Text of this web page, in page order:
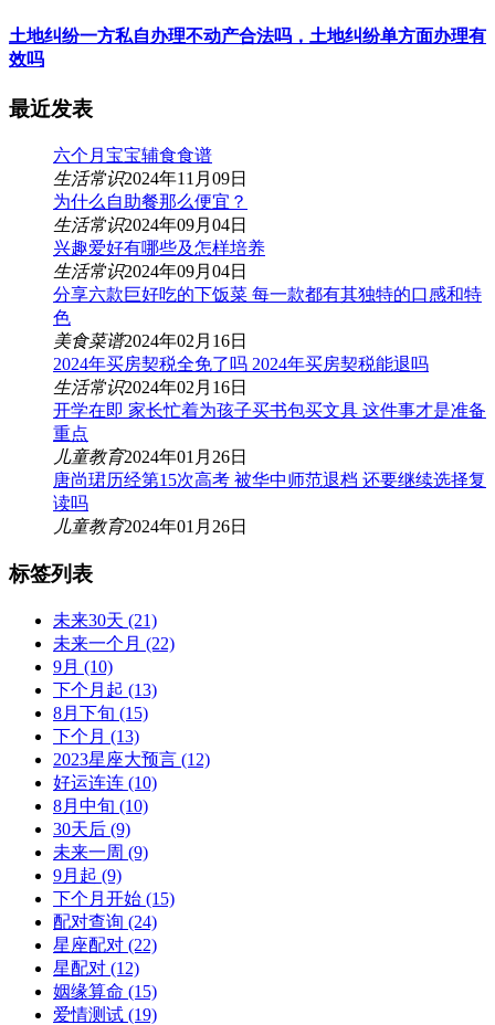
土地纠纷一方私自办理不动产合法吗，土地纠纷单方面办理有
效吗
最近发表
六个月宝宝辅食食谱
生活常识2024年11月09日
为什么自助餐那么便宜？
生活常识2024年09月04日
兴趣爱好有哪些及怎样培养
生活常识2024年09月04日
分享六款巨好吃的下饭菜 每一款都有其独特的口感和特
色
美食菜谱2024年02月16日
2024年买房契税全免了吗 2024年买房契税能退吗
生活常识2024年02月16日
开学在即 家长忙着为孩子买书包买文具 这件事才是准备
重点
儿童教育2024年01月26日
唐尚珺历经第15次高考 被华中师范退档 还要继续选择复
读吗
儿童教育2024年01月26日
标签列表
未来30天 (21)
未来一个月 (22)
9月 (10)
下个月起 (13)
8月下旬 (15)
下个月 (13)
2023星座大预言 (12)
好运连连 (10)
8月中旬 (10)
30天后 (9)
未来一周 (9)
9月起 (9)
下个月开始 (15)
配对查询 (24)
星座配对 (22)
星配对 (12)
姻缘算命 (15)
爱情测试 (19)